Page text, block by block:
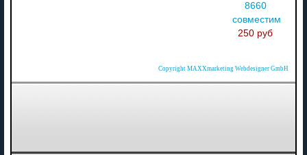
8660
совместимый
250 руб
Copyright MAXXmarketing Webdesigner GmbH